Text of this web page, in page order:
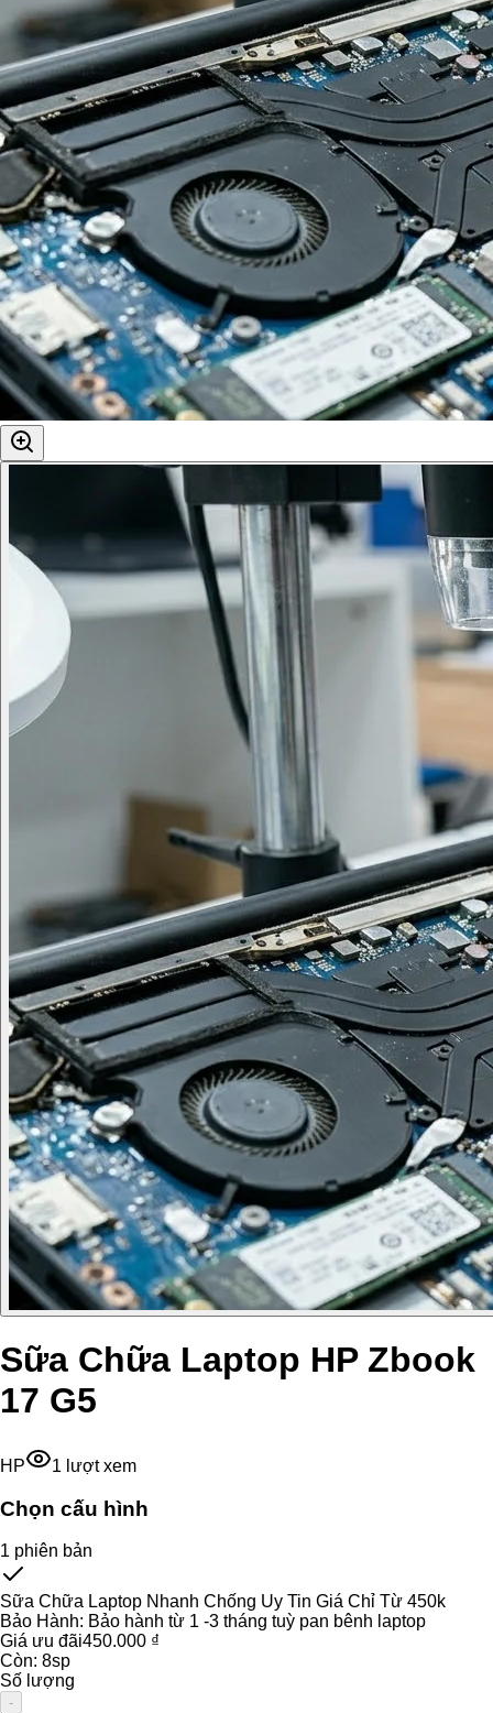
Sữa Chữa Laptop HP Zbook
17 G5
HP 1 lượt xem
Chọn cấu hình
1 phiên bản
Sữa Chữa Laptop Nhanh Chống Uy Tin Giá Chỉ Từ 450k
Bảo Hành: Bảo hành từ 1 -3 tháng tuỳ pan bênh laptop
Giá ưu đãi450.000 ₫
Còn: 8sp
Số lượng
-